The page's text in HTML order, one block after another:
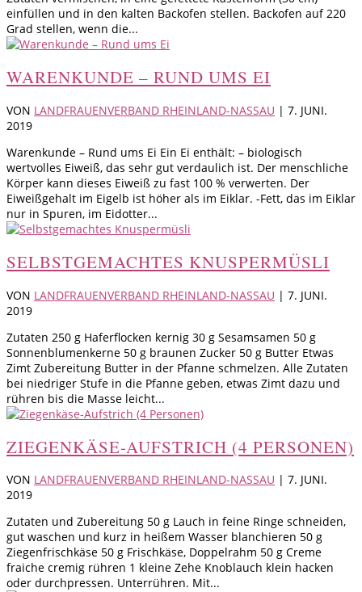
einfüllen und in den kalten Backofen stellen. Backofen auf 220
Grad stellen, wenn die...
WARENKUNDE – RUND UMS EI
VON LANDFRAUENVERBAND RHEINLAND-NASSAU | 7. JUNI.
2019
Warenkunde – Rund ums Ei Ein Ei enthält: – biologisch
wertvolles Eiweiß, das sehr gut verdaulich ist. Der menschliche
Körper kann dieses Eiweiß zu fast 100 % verwerten. Der
Eiweißgehalt im Eigelb ist höher als im Eiklar. -Fett, das im Eiklar
nur in Spuren, im Eidotter...
SELBSTGEMACHTES KNUSPERMÜSLI
VON LANDFRAUENVERBAND RHEINLAND-NASSAU | 7. JUNI.
2019
Zutaten 250 g Haferflocken kernig 30 g Sesamsamen 50 g
Sonnenblumenkerne 50 g braunen Zucker 50 g Butter Etwas
Zimt Zubereitung Butter in der Pfanne schmelzen. Alle Zutaten
bei niedriger Stufe in die Pfanne geben, etwas Zimt dazu und
rühren bis die Masse leicht...
ZIEGENKÄSE-AUFSTRICH (4 PERSONEN)
VON LANDFRAUENVERBAND RHEINLAND-NASSAU | 7. JUNI.
2019
Zutaten und Zubereitung 50 g Lauch in feine Ringe schneiden,
gut waschen und kurz in heißem Wasser blanchieren 50 g
Ziegenfrischkäse 50 g Frischkäse, Doppelrahm 50 g Creme
fraiche cremig rühren 1 kleine Zehe Knoblauch klein hacken
oder durchpressen. Unterrühren. Mit...